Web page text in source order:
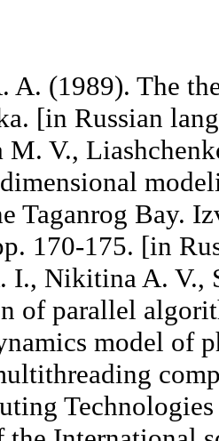
A. (1989). The
[in Russian
M. V.,
Taganrog Bay.
170-175. [in
I., Nikitina A. V.,
of parallel
model of